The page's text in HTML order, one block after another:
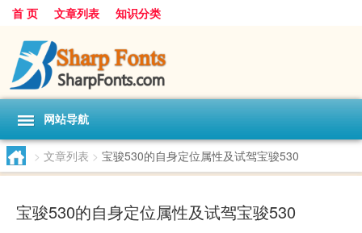
首 页 文章列表 知识分类
网站导航
> 文章列表 > 宝骏530的自身定位属性及试驾宝骏530
宝骏530的自身定位属性及试驾宝骏530